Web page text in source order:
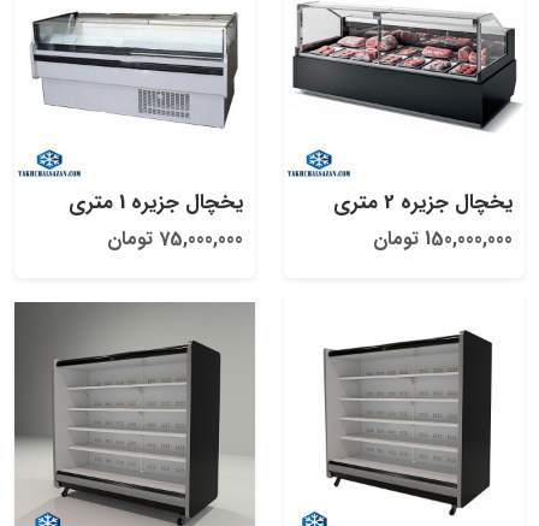
یخچال جزیره 2 متری
150,000,000 تومان
یخچال جزیره 1 متری
75,000,000 تومان